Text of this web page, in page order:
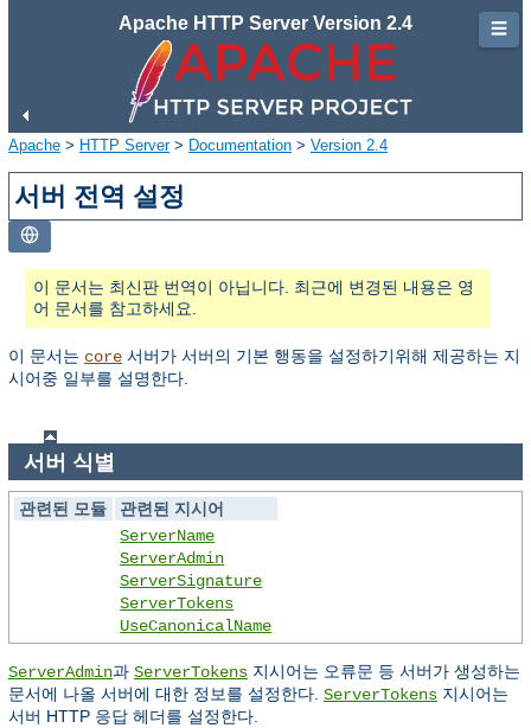
Apache HTTP Server Version 2.4
Apache > HTTP Server> Documentation > Version 2.4
서버 전역 설정
이 문서는 최신판 번역이 아닙니다. 최근에 변경된 내용은 영
어 문서를 참고하세요.
이 문서는 core 서버가 서버의 기본 행동을 설정하기위해 제공하는 지
시어중 일부를 설명한다.
서버 식별
관련된 모듈
관련된 지시어
ServerName
ServerAdmin
ServerSignature
ServerTokens
UseCanonicalName
ServerAdmin과 ServerTokens 지시어는 오류문 등 서버가 생성하는
문서에 나올 서버에 대한 정보를 설정한다. ServerTokens 지시어는
서버 HTTP 응답 헤더를 설정한다.
☰